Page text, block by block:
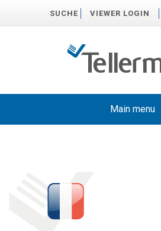
SUCHE VIEWER LOGIN
Main menu